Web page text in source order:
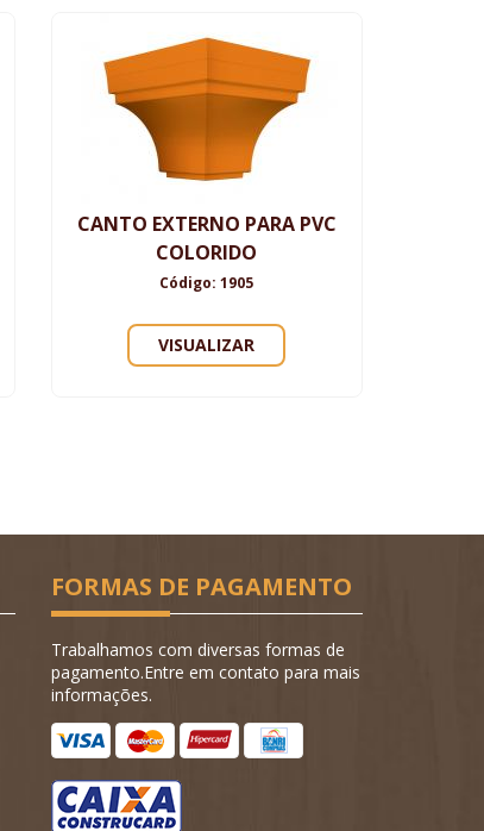
CANTO EXTERNO PARA PVC
COLORIDO
Código: 1905
VISUALIZAR
FORMAS DE PAGAMENTO
Trabalhamos com diversas formas de
pagamento.Entre em contato para mais
informações.